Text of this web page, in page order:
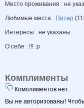
Место проживания : не
Любимые места : Питер
Интересы : не указаны
О себе : !!! :p
Комплименты
Комплиментов нет.
Вы не авторизованы!